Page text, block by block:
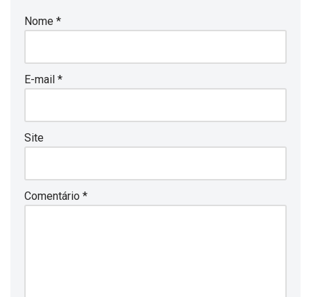
Nome *
E-mail *
Site
Comentário *